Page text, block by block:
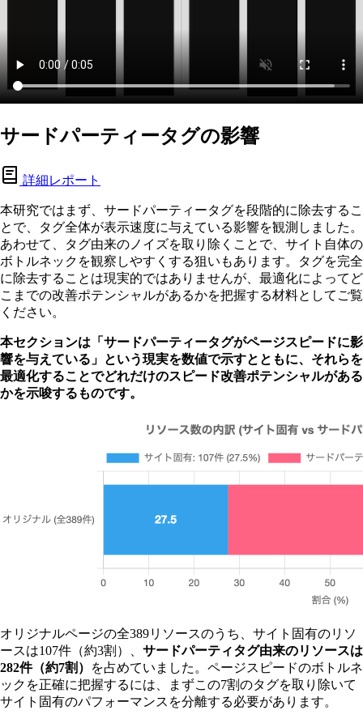
サードパーティータグの影響
詳細レポート
本研究ではまず、サードパーティータグを段階的に除去するこ
とで、タグ全体が表示速度に与えている影響を観測しました。
あわせて、タグ由来のノイズを取り除くことで、サイト自体の
ボトルネックを観察しやすくする狙いもあります。タグを完全
に除去することは現実的ではありませんが、最適化によってど
こまでの改善ポテンシャルがあるかを把握する材料としてご覧
ください。
本セクションは「サードパーティータグがページスピードに影
響を与えている」という現実を数値で示すとともに、それらを
最適化することでどれだけのスピード改善ポテンシャルがある
かを示唆するものです。
オリジナルページの全389リソースのうち、サイト固有のリソ
ースは107件（約3割）、 サードパーティタグ由来のリソースは
282件（約7割）
を占めていました。ページスピードのボトルネ
ックを正確に把握するには、まずこの7割のタグを取り除いて
サイト固有のパフォーマンスを分離する必要があります。